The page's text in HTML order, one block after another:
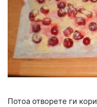
Потоа отворете ги